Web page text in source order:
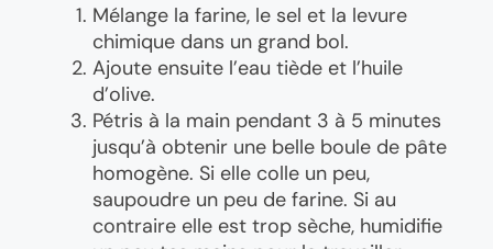
Mélange la farine, le sel et la levure
chimique dans un grand bol.
Ajoute ensuite l’eau tiède et l’huile
d’olive.
Pétris à la main pendant 3 à 5 minutes
jusqu’à obtenir une belle boule de pâte
homogène. Si elle colle un peu,
saupoudre un peu de farine. Si au
contraire elle est trop sèche, humidifie